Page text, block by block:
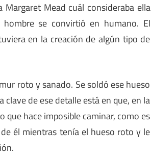
Mead cuál consideraba ella
se convirtió en humano. El
en la creación de algún tipo de
roto y sanado. Se soldó ese hueso
de ese detalle está en que, en la
que hace imposible caminar, como es
él mientras tenía el hueso roto y le